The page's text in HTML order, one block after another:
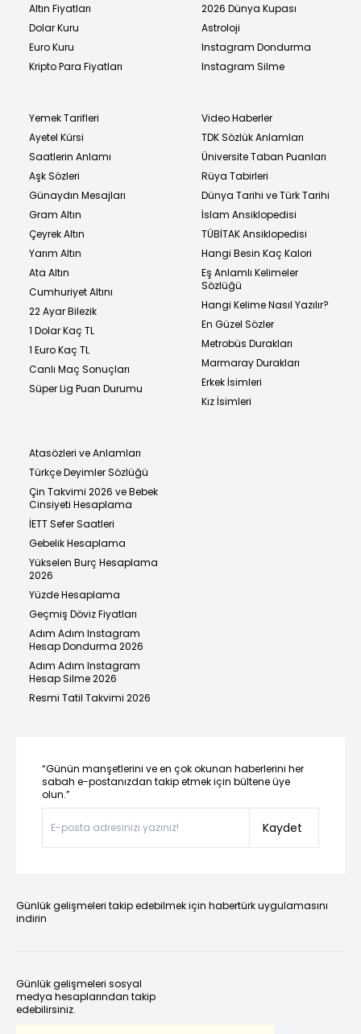
Altın Fiyatları
Dolar Kuru
Euro Kuru
Kripto Para Fiyatları
2026 Dünya Kupası
Astroloji
Instagram Dondurma
Instagram Silme
Yemek Tarifleri
Ayetel Kürsi
Saatlerin Anlamı
Aşk Sözleri
Günaydın Mesajları
Gram Altın
Çeyrek Altın
Yarım Altın
Ata Altın
Cumhuriyet Altını
22 Ayar Bilezik
1 Dolar Kaç TL
1 Euro Kaç TL
Canlı Maç Sonuçları
Süper Lig Puan Durumu
Video Haberler
TDK Sözlük Anlamları
Üniversite Taban Puanları
Rüya Tabirleri
Dünya Tarihi ve Türk Tarihi
İslam Ansiklopedisi
TÜBİTAK Ansiklopedisi
Hangi Besin Kaç Kalori
Eş Anlamlı Kelimeler
Sözlüğü
Hangi Kelime Nasıl Yazılır?
En Güzel Sözler
Metrobüs Durakları
Marmaray Durakları
Erkek İsimleri
Kız İsimleri
Atasözleri ve Anlamları
Türkçe Deyimler Sözlüğü
Çin Takvimi 2026 ve Bebek
Cinsiyeti Hesaplama
İETT Sefer Saatleri
Gebelik Hesaplama
Yükselen Burç Hesaplama
2026
Yüzde Hesaplama
Geçmiş Döviz Fiyatları
Adım Adım Instagram
Hesap Dondurma 2026
Adım Adım Instagram
Hesap Silme 2026
Resmi Tatil Takvimi 2026
“Günün manşetlerini ve en çok okunan haberlerini her
sabah e-postanızdan takip etmek için bültene üye
olun.”
Kaydet
Günlük gelişmeleri takip edebilmek için habertürk uygulamasını
indirin
Günlük gelişmeleri sosyal
medya hesaplarından takip
edebilirsiniz.